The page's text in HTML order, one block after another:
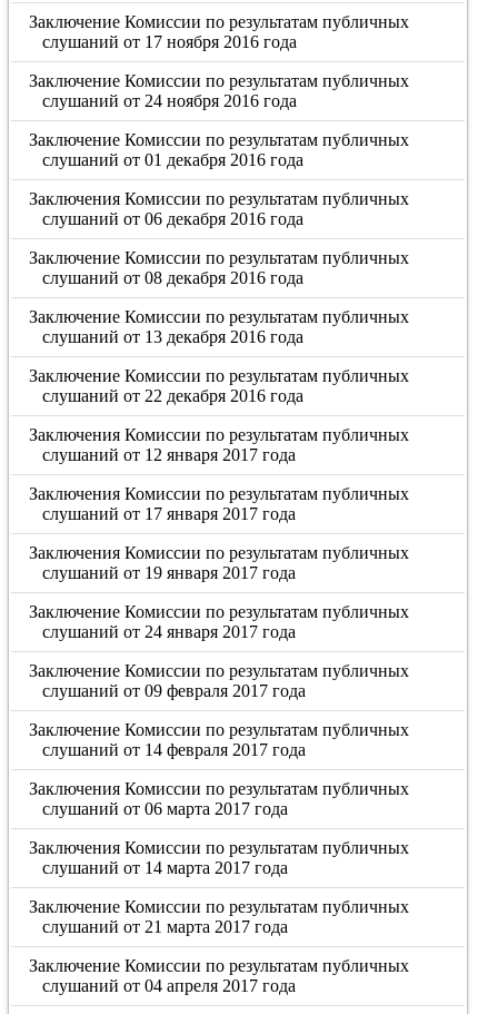
Заключение Комиссии по результатам публичных
слушаний от 17 ноября 2016 года
Заключение Комиссии по результатам публичных
слушаний от 24 ноября 2016 года
Заключение Комиссии по результатам публичных
слушаний от 01 декабря 2016 года
Заключения Комиссии по результатам публичных
слушаний от 06 декабря 2016 года
Заключение Комиссии по результатам публичных
слушаний от 08 декабря 2016 года
Заключение Комиссии по результатам публичных
слушаний от 13 декабря 2016 года
Заключение Комиссии по результатам публичных
слушаний от 22 декабря 2016 года
Заключения Комиссии по результатам публичных
слушаний от 12 января 2017 года
Заключения Комиссии по результатам публичных
слушаний от 17 января 2017 года
Заключения Комиссии по результатам публичных
слушаний от 19 января 2017 года
Заключение Комиссии по результатам публичных
слушаний от 24 января 2017 года
Заключение Комиссии по результатам публичных
слушаний от 09 февраля 2017 года
Заключение Комиссии по результатам публичных
слушаний от 14 февраля 2017 года
Заключения Комиссии по результатам публичных
слушаний от 06 марта 2017 года
Заключения Комиссии по результатам публичных
слушаний от 14 марта 2017 года
Заключение Комиссии по результатам публичных
слушаний от 21 марта 2017 года
Заключение Комиссии по результатам публичных
слушаний от 04 апреля 2017 года